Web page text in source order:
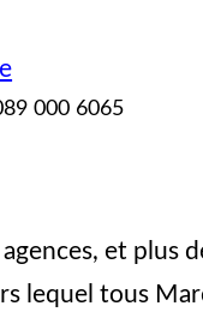
000 6065
et plus
lequel tous